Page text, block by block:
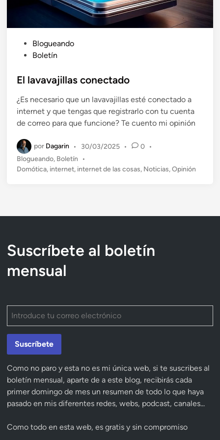
l
c
a
d
e
n
Blogueando
Boletín
El lavavajillas conectado
¿Es necesario que un lavavajillas esté conectado a
internet y que tengas que registrarlo con tu cuenta
de correo para que funcione? Te cuento mi opinión
por Dagarin • 30/03/2025 • 0
•
P
u
e
Blogueando, Boletín
•
Domótica, internet, internet de las cosas, Noticias,Opinión
Suscríbete al boletín
mensual
Suscríbete
Como no paro y esta no es mi única web, si te suscribes al
boletín mensual, aparte de a este blog, recibirás cada
primer domingo de mes un resumen de todo lo que haya
pasado en mis diferentes redes, webs, podcast, canales...
Como todo en esta web, es gratis y sin compromiso